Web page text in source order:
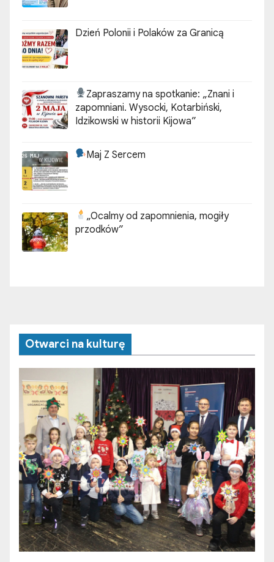
Dzień Polonii i Polaków za Granicą
Zapraszamy na spotkanie: „Znani i
zapomniani. Wysocki, Kotarbiński,
Idzikowski w historii Kijowa”
Maj Z Sercem
„Ocalmy od zapomnienia, mogiły
przodków”
Otwarci na kulturę